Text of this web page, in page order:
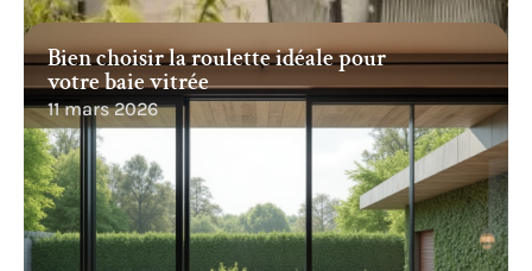
Bien choisir la roulette idéale pour
votre baie vitrée
11 mars 2026